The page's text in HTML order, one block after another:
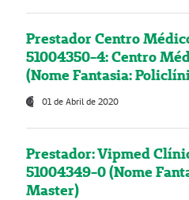
Prestador Centro
51004350-4: Centro
(Nome Fantasia:
01 de Abril de 2020
Prestador: Vipmed
51004349-0 (Nome
Master)